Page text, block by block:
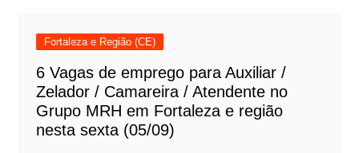
Fortaleza e Região (CE)
6 Vagas de emprego para Auxiliar /
Zelador / Camareira / Atendente no
Grupo MRH em Fortaleza e região
nesta sexta (05/09)